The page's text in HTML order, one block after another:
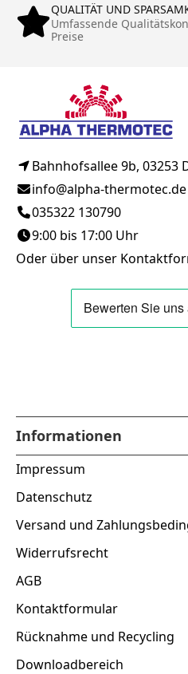
QUALITÄT UND
Umfassende
Preise
Bahnhofsallee 9b, 03253
info@alpha-thermotec.de
035322 130790
9:00 bis 17:00 Uhr
Oder über unser
Informationen
Impressum
Datenschutz
Versand und
Widerrufsrecht
AGB
Kontaktformular
Rücknahme und Recycling
Downloadbereich